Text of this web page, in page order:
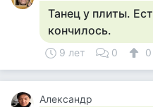
Танец у плиты.
кончилось.
9 лет 0 0
Александр